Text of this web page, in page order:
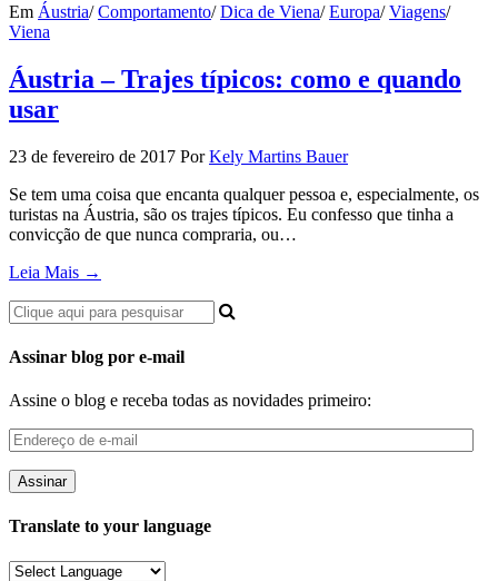
Em Áustria/ Comportamento/ Dica de Viena/ Europa/ Viagens/
Viena
Áustria – Trajes típicos: como e quando
usar
23 de fevereiro de 2017 Por Kely Martins Bauer
Se tem uma coisa que encanta qualquer pessoa e, especialmente, os
turistas na Áustria, são os trajes típicos. Eu confesso que tinha a
convicção de que nunca compraria, ou…
Leia Mais →
Assinar blog por e-mail
Assine o blog e receba todas as novidades primeiro:
Endereço
de
e-
mail
Translate to your language